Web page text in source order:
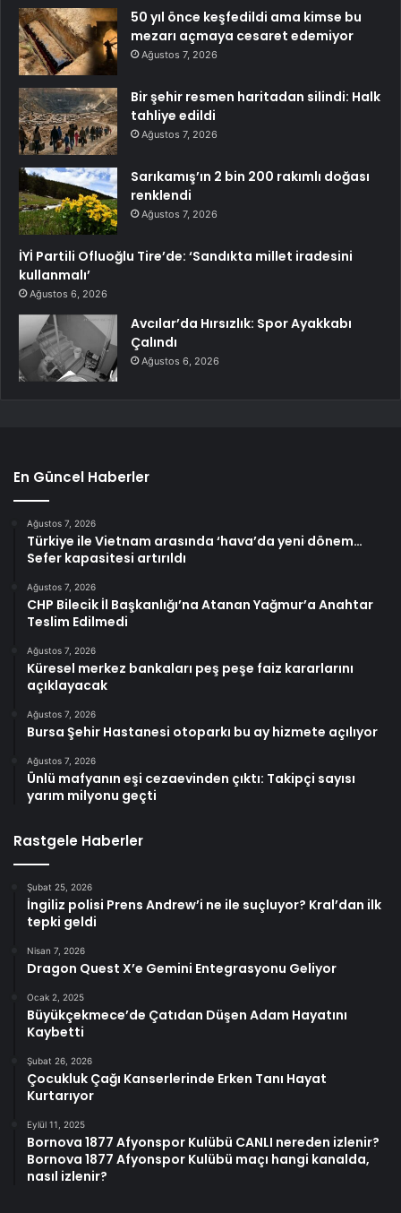
50 yıl önce keşfedildi ama kimse bu
mezarı açmaya cesaret edemiyor
Ağustos 7, 2026
Bir şehir resmen haritadan silindi: Halk
tahliye edildi
Ağustos 7, 2026
Sarıkamış’ın 2 bin 200 rakımlı doğası
renklendi
Ağustos 7, 2026
İYİ Partili Ofluoğlu Tire’de: ‘Sandıkta millet iradesini
kullanmalı’
Ağustos 6, 2026
Avcılar’da Hırsızlık: Spor Ayakkabı
Çalındı
Ağustos 6, 2026
En Güncel Haberler
Ağustos 7, 2026
Türkiye ile Vietnam arasında ‘hava’da yeni dönem…
Sefer kapasitesi artırıldı
Ağustos 7, 2026
CHP Bilecik İl Başkanlığı’na Atanan Yağmur’a Anahtar
Teslim Edilmedi
Ağustos 7, 2026
Küresel merkez bankaları peş peşe faiz kararlarını
açıklayacak
Ağustos 7, 2026
Bursa Şehir Hastanesi otoparkı bu ay hizmete açılıyor
Ağustos 7, 2026
Ünlü mafyanın eşi cezaevinden çıktı: Takipçi sayısı
yarım milyonu geçti
Rastgele Haberler
Şubat 25, 2026
İngiliz polisi Prens Andrew’i ne ile suçluyor? Kral’dan ilk
tepki geldi
Nisan 7, 2026
Dragon Quest X’e Gemini Entegrasyonu Geliyor
Ocak 2, 2025
Büyükçekmece’de Çatıdan Düşen Adam Hayatını
Kaybetti
Şubat 26, 2026
Çocukluk Çağı Kanserlerinde Erken Tanı Hayat
Kurtarıyor
Eylül 11, 2025
Bornova 1877 Afyonspor Kulübü CANLI nereden izlenir?
Bornova 1877 Afyonspor Kulübü maçı hangi kanalda,
nasıl izlenir?